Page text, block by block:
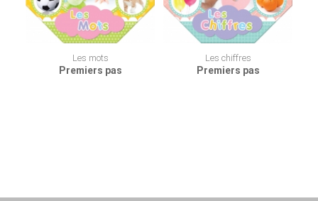
Les mots
Premiers pas
Les chiffres
Premiers pas